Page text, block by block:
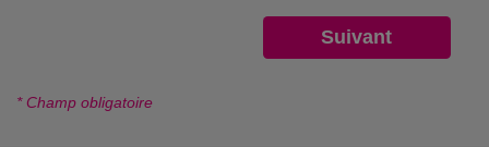
* Champ obligatoire